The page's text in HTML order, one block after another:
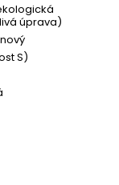
úprava)
S)